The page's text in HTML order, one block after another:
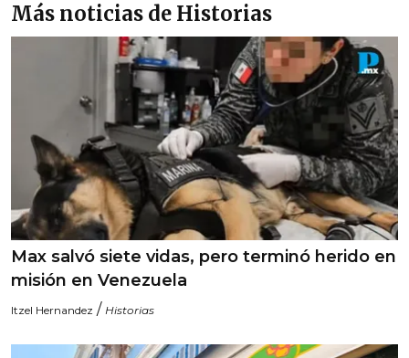
Más noticias de Historias
Max salvó siete vidas, pero terminó herido en
misión en Venezuela
Itzel Hernandez / Historias